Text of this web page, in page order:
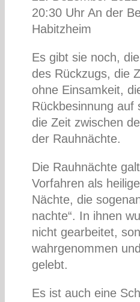
20:30 Uhr An der
Habitzheim
Es gibt sie noch,
des Rückzugs, die
ohne Einsamkeit,
Rückbesinnung auf
die Zeit zwischen
der Rauhnächte.
Die Rauhnächte
Vorfahren als
Nächte, die
nachte“. In ihnen
nicht gearbeitet,
wahrgenommen
gelebt.
Es ist auch eine